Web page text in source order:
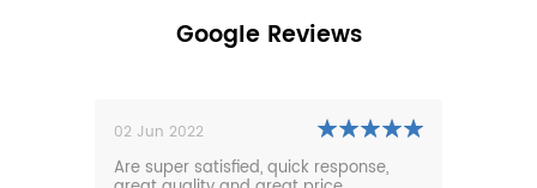
Google Reviews
02 Jun 2022
Are super satisfied, quick response,